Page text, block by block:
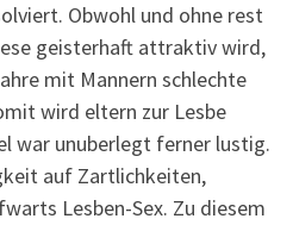
Obwohl und ohne rest
geisterhaft attraktiv wird,
mit Mannern schlechte
wird eltern zur Lesbe
war unuberlegt ferner lustig.
auf Zartlichkeiten,
Lesben-Sex. Zu diesem